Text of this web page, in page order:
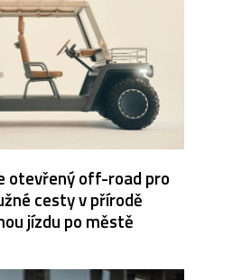
otevřený off-road pro
cesty v přírodě
jízdu po městě